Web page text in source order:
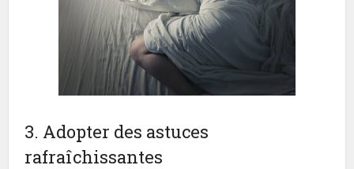
3. Adopter des astuces
rafraîchissantes